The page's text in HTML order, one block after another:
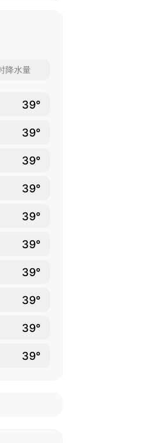
降水量
39°
39°
39°
39°
39°
39°
39°
39°
39°
39°